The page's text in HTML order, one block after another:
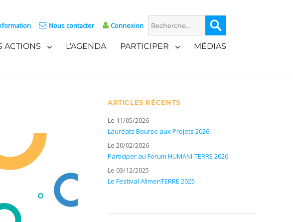
Nous contacter Connexion
Recherche
pour :
ACTIONS L’AGENDA PARTICIPER MÉDIAS
ARTICLES RÉCENTS
Le 11/05/2026
Lauréats Bourse aux Projets 2026
Le 20/02/2026
Participer au Forum HUMANI-TERRE 2026
Le 03/12/2025
Le Festival AlimenTERRE 2025